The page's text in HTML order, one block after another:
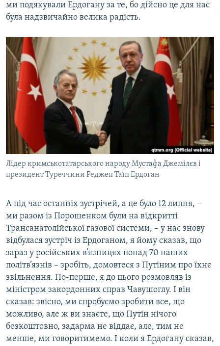
ми подякували Ердогану за те, бо дійсно це для нас
була надзвичайно велика радість.
Лідер кримськотатарського народу Мустафа Джемілєв і
президент Туреччини Реджеп Таїп Ердоган
А під час останніх зустрічей, а це було 12 липня, –
ми разом із Порошенком були на відкритті
Трансанатолійської газової системи, – у нас знову
відбулася зустріч із Ердоганом, я йому сказав, що
зараз у російських в’язницях понад 70 наших
політв’язнів – зробіть, домовтеся з Путіним про їхнє
звільнення. По-перше, я до цього розмовляв із
міністром закордонних справ Чавушоглу. І він
сказав: звісно, ми спробуємо зробити все, що
можливо, але ж ви знаєте, що Путін нічого
безкоштовно, задарма не віддає, але, тим не
менше, ми говоритимемо. І коли я Ердогану сказав,